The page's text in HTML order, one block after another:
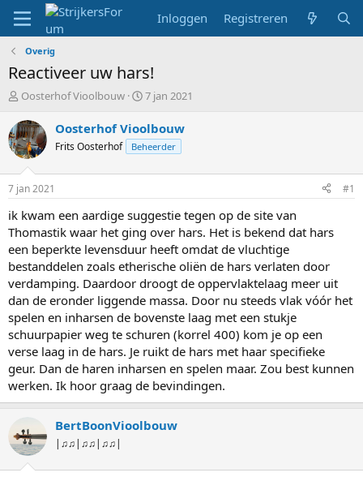
Inloggen Registreren
Overig
Reactiveer uw hars!
T
p
i
c
s
a
r
e
r
Oosterhof Vioolbouw
S
a
r
t
t
u
m
7 jan 2021
Oosterhof Vioolbouw
Frits Oosterhof Beheerder
7 jan 2021 #1
ik kwam een aardige suggestie tegen op de site van
Thomastik waar het ging over hars. Het is bekend dat hars
een beperkte levensduur heeft omdat de vluchtige
bestanddelen zoals etherische oliën de hars verlaten door
verdamping. Daardoor droogt de oppervlaktelaag meer uit
dan de eronder liggende massa. Door nu steeds vlak vóór het
spelen en inharsen de bovenste laag met een stukje
schuurpapier weg te schuren (korrel 400) kom je op een
verse laag in de hars. Je ruikt de hars met haar specifieke
geur. Dan de haren inharsen en spelen maar. Zou best kunnen
werken. Ik hoor graag de bevindingen.
BertBoonVioolbouw
|♫♫|♫♫|♫♫|